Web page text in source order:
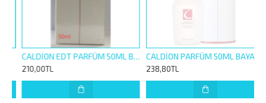
CALDİON EDT PARFÜM 50ML BAYAN
210,00TL
CALDİON PARFÜM 50ML BAYAN
238,80TL